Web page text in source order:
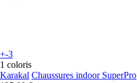
+-3
1 coloris
Karakal Chaussures indoor SuperPro